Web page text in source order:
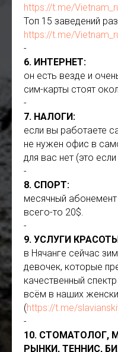
https://t.me/
Топ 15 заведений
https://t.me/
-
6. ИНТЕРНЕТ:
он есть везде и
сим-карты стоят
-
7. НАЛОГИ:
если вы работаете
не нужен офис в
для вас нет (это
-
8. СПОРТ:
месячный
всего-то 20$.
-
9. УСЛУГИ
в Нячанге сейчас
девочек, которые
качественный
всём в наших
(https://t.me/
-
10. СТОМАТОЛОГ,
РЫНКИ, ТЕННИС,